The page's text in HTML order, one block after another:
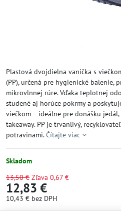
Plastová dvojdielna vanička s
(PP), určená pre hygienické balenie,
mikrovlnnej rúre. Vďaka teplotnej
studené aj horúce pokrmy a
viečkom – ideálne pre donášku
takeaway. PP je trvanlivý,
potravinami.Čítajte viac
Skladom
13,50 € Zľava 0,67 €
12,83 €
10,43 € bez DPH